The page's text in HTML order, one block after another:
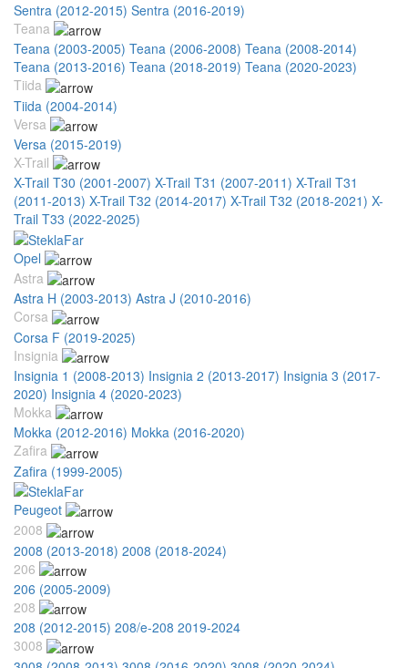
Sentra (2012-2015) Sentra (2016-2019)
Teana
Teana (2003-2005) Teana (2006-2008) Teana (2008-2014)
Teana (2013-2016) Teana (2018-2019) Teana (2020-2023)
Tiida
Tiida (2004-2014)
Versa
Versa (2015-2019)
X-Trail
X-Trail T30 (2001-2007) X-Trail T31 (2007-2011) X-Trail T31
(2011-2013) X-Trail T32 (2014-2017) X-Trail T32 (2018-2021) X-
Trail T33 (2022-2025)
Opel
Astra
Astra H (2003-2013) Astra J (2010-2016)
Corsa
Corsa F (2019-2025)
Insignia
Insignia 1 (2008-2013) Insignia 2 (2013-2017) Insignia 3 (2017-
2020) Insignia 4 (2020-2023)
Mokka
Mokka (2012-2016) Mokka (2016-2020)
Zafira
Zafira (1999-2005)
Peugeot
2008
2008 (2013-2018) 2008 (2018-2024)
206
206 (2005-2009)
208
208 (2012-2015) 208/e-208 2019-2024
3008